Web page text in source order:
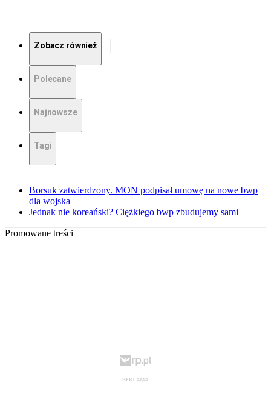
Zobacz również
Polecane
Najnowsze
Tagi
Borsuk zatwierdzony. MON podpisał umowę na nowe bwp
dla wojska
Jednak nie koreański? Ciężkiego bwp zbudujemy sami
Promowane treści